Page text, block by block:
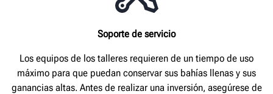
Soporte de servicio
Los equipos de los talleres requieren de un tiempo de uso
máximo para que puedan conservar sus bahías llenas y sus
ganancias altas. Antes de realizar una inversión, asegúrese de